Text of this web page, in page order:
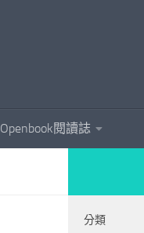
Openbook閱讀誌
分類